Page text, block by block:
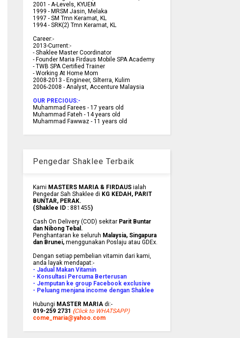
2001 - A-Levels, KYUEM
1999 - MRSM Jasin, Melaka
1997 - SM Tmn Keramat, KL
1994 - SRK(2) Tmn Keramat, KL
Career:-
2013-Current:-
- Shaklee Master Coordinator
- Founder Maria Firdaus Mobile SPA Academy
- TWB SPA Certified Trainer
- Working At Home Mom
2008-2013 - Engineer, Silterra, Kulim
2006-2008 - Analyst, Accenture Malaysia
OUR PRECIOUS:-
Muhammad Farees - 17 years old
Muhammad Fateh - 14 years old
Muhammad Fawwaz - 11 years old
Pengedar Shaklee Terbaik
Kami MASTERS MARIA & FIRDAUS ialah
Pengedar Sah Shaklee di KG KEDAH, PARIT
BUNTAR, PERAK.
(Shaklee ID : 881455)
Cash On Delivery (COD) sekitar Parit Buntar
dan Nibong Tebal.
Penghantaran ke seluruh Malaysia, Singapura
dan Brunei,menggunakan Poslaju atau GDEx.
Dengan setiap pembelian vitamin dari kami,
anda layak mendapat:-
- Jadual Makan Vitamin
- Konsultasi Percuma Berterusan
- Jemputan ke group Facebook exclusive
- Peluang menjana income dengan Shaklee
Hubungi MASTER MARIAdi:-
019-259 2731 (Click to WHATSAPP)
come_maria@yahoo.com